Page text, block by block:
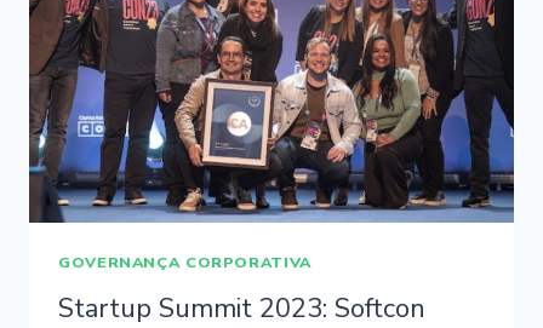
GOVERNANÇA CORPORATIVA
Startup Summit 2023: Softcon